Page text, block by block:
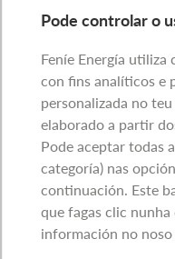
Pode controlar o
Feníe Energía utiliza
con fins analíticos e
personalizada no
elaborado a partir
Pode aceptar todas
categoría) nas
continuación. Este
que fagas clic
información no noso